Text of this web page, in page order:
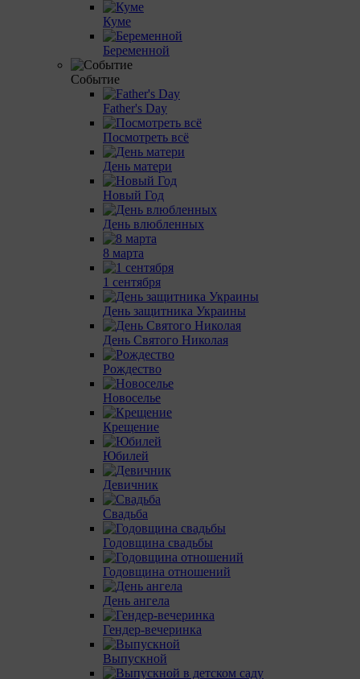
Куме
Беременной
Событие
Father's Day
Посмотреть всё
День матери
Новый Год
День влюбленных
8 марта
1 сентября
День защитника Украины
День Святого Николая
Рождество
Новоселье
Крещение
Юбилей
Девичник
Свадьба
Годовщина свадьбы
Годовщина отношений
День ангела
Гендер-вечеринка
Выпускной